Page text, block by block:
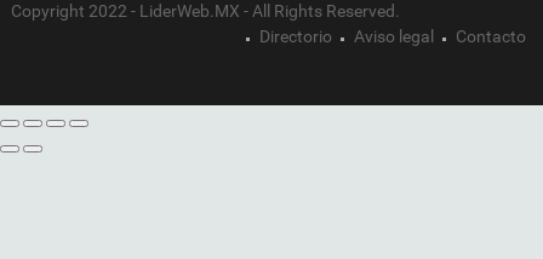
Copyright 2022 - LiderWeb.MX - All Rights Reserved.
Directorio
Aviso legal Contacto